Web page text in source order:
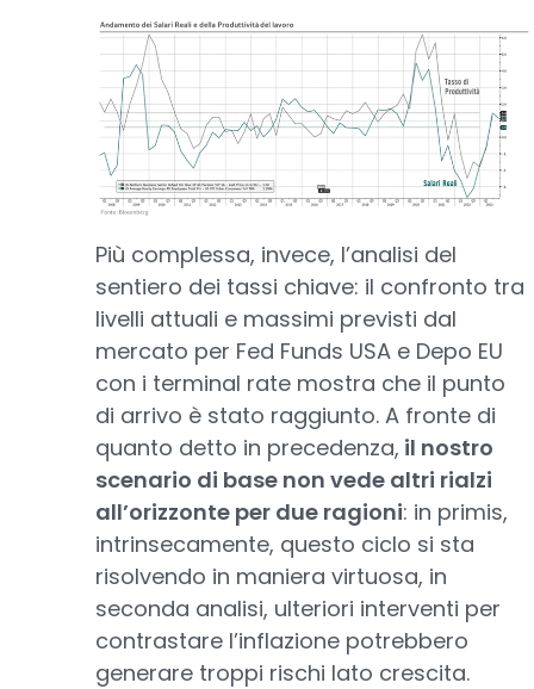
Più complessa, invece, l’analisi del
sentiero dei tassi chiave: il confronto tra
livelli attuali e massimi previsti dal
mercato per Fed Funds USA e Depo EU
con i terminal rate mostra che il punto
di arrivo è stato raggiunto. A fronte di
quanto detto in precedenza, il nostro
scenario di base non vede altri rialzi
all’orizzonte per due ragioni: in primis,
intrinsecamente, questo ciclo si sta
risolvendo in maniera virtuosa, in
seconda analisi, ulteriori interventi per
contrastare l’inflazione potrebbero
generare troppi rischi lato crescita.